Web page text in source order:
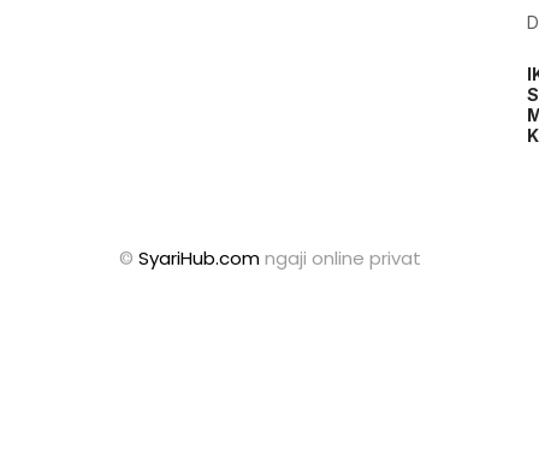
© SyariHub.comngaji online privat